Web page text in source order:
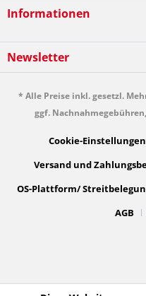
Informationen
Newsletter
* Alle Preise inkl. gesetzl.
ggf.
Cookie-Einstellungen
Versand und
OS-Plattform/
AGB